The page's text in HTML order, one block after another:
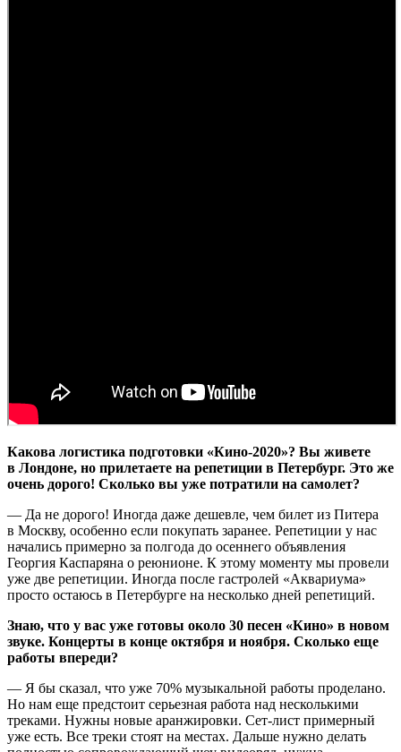
Какова логистика подготовки «Кино-2020»? Вы живете
в Лондоне, но прилетаете на репетиции в Петербург. Это же
очень дорого! Сколько вы уже потратили на самолет?
— Да не дорого! Иногда даже дешевле, чем билет из Питера
в Москву, особенно если покупать заранее. Репетиции у нас
начались примерно за полгода до осеннего объявления
Георгия Каспаряна о реюнионе. К этому моменту мы провели
уже две репетиции. Иногда после гастролей «Аквариума»
просто остаюсь в Петербурге на несколько дней репетиций.
Знаю, что у вас уже готовы около 30 песен «Кино» в новом
звуке. Концерты в конце октября и ноября. Сколько еще
работы впереди?
— Я бы сказал, что уже 70% музыкальной работы проделано.
Но нам еще предстоит серьезная работа над несколькими
треками. Нужны новые аранжировки. Сет-лист примерный
уже есть. Все треки стоят на местах. Дальше нужно делать